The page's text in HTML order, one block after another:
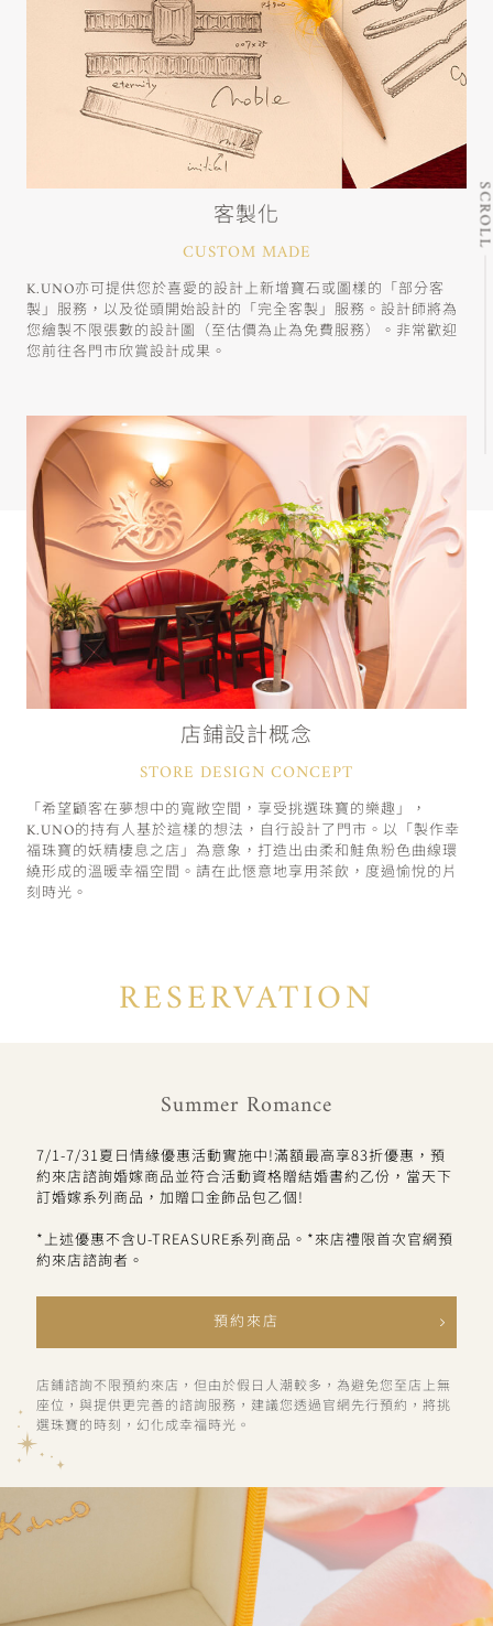
客製化
CUSTOM MADE
K.UNO亦可提供您於喜愛的設計上新增寶石或圖樣的「部分客
製」服務，以及從頭開始設計的「完全客製」服務。設計師將為
您繪製不限張數的設計圖（至估價為止為免費服務）。非常歡迎
您前往各門市欣賞設計成果。
店鋪設計概念
STORE DESIGN CONCEPT
「希望顧客在夢想中的寬敞空間，享受挑選珠寶的樂趣」，
K.UNO的持有人基於這樣的想法，自行設計了門市。以「製作幸
福珠寶的妖精棲息之店」為意象，打造出由柔和鮭魚粉色曲線環
繞形成的溫暖幸福空間。請在此愜意地享用茶飲，度過愉悅的片
刻時光。
RESERVATION
Summer Romance
7/1-7/31夏日情緣優惠活動實施中!滿額最高享83折優惠，預
約來店諮詢婚嫁商品並符合活動資格贈結婚書約乙份，當天下
訂婚嫁系列商品，加贈口金飾品包乙個!
*上述優惠不含U-TREASURE系列商品。*來店禮限首次官網預
約來店諮詢者。
預約來店
店鋪諮詢不限預約來店，但由於假日人潮較多，為避免您至店上無
座位，與提供更完善的諮詢服務，建議您透過官網先行預約，將挑
選珠寶的時刻，幻化成幸福時光。